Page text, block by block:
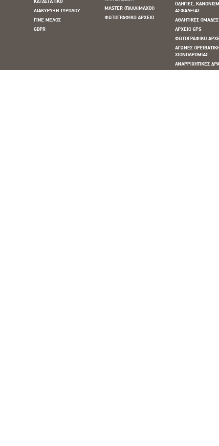
ΚΑΤΑΣΤΑΤΙΚΟ
ΔΙΑΚΥΡΥΞΗ ΤΥΡΟΛΟΥ
ΓΙΝΕ ΜΕΛΟΣ
GDPR
MASTER (ΠΑΛΑΙΜΑΧΟΙ)
ΦΩΤΟΓΡΑΦΙΚΟ ΑΡΧΕΙΟ
ΟΔΗΓΙΕΣ,
ΑΣΦΑΛΕΙΑΣ
ΑΘΛΗΤΙΚΕΣ ΟΜΑΔΕΣ
ΑΡΧΕΙΟ GPS
ΦΩΤΟΓΡΑΦΙΚΟ
ΑΓΩΝΕΣ
ΧΙΟΝΟΔΡΟΜΙΑΣ
ΑΝΑΡΡΙΧΗΤΙΚΕΣ